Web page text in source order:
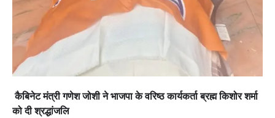
कैबिनेट मंत्री गणेश जोशी ने भाजपा के वरिष्ठ कार्यकर्ता ब्रह्म किशोर शर्मा
को दी श्रद्धांजलि